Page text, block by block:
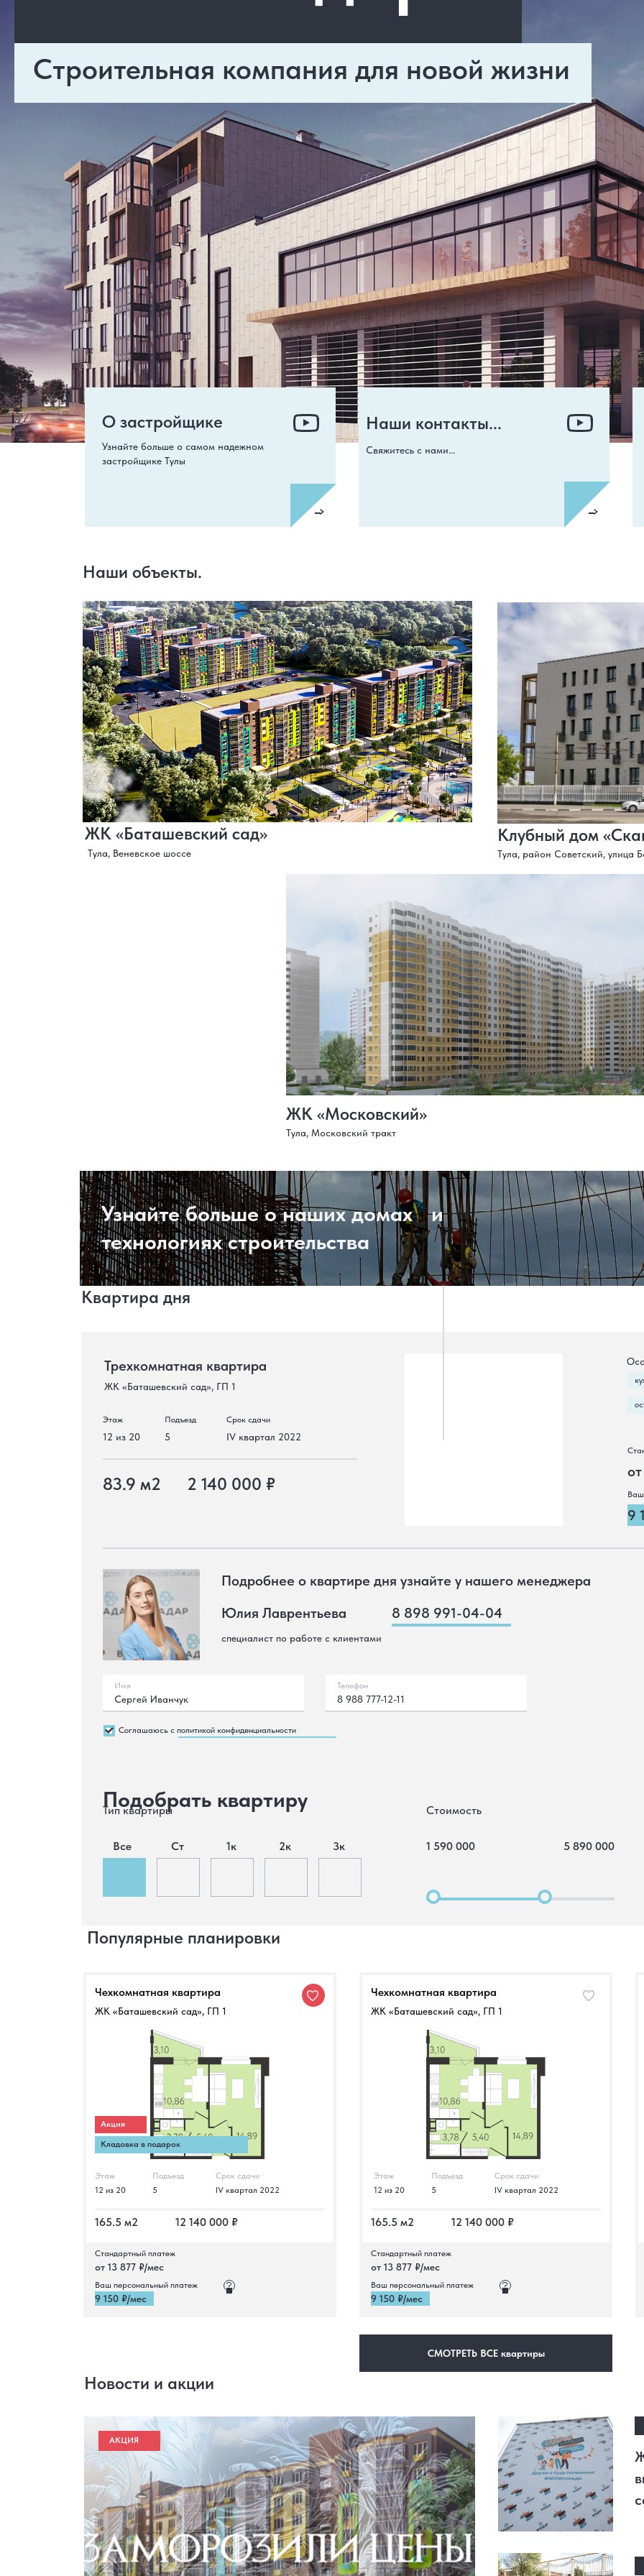
О застройщике
Узнайте больше о самом надежном
застройщике Тулы
Свяжитесь с нами...
Наши контакты...
ИДЁТ СТРОИТЕЛЬСТВО
Тула, Московский тракт
ЖК «Московский»
Клубный дом
Тула, Веневское шоссе Тула, район Советский, улица
ЖК «Баташевский сад»
Наши объекты.
Строительная компания для новой жизни
Узнайте больше о наших домах и
технологиях строительства
Квартира дня
Трехкомнатная квартира
83.9 м2 2 140 000 ₽
ЖК «Баташевский сад», ГП 1
Этаж
12 из 20 5 IV квартал 2022
Подъезд Срок сдачи
Ваш
9
Подробнее о квартире дня узнайте у нашего менеджера
Юлия Лаврентьева
специалист по работе с клиентами
8 898 991-04-04
Соглашаюсь с политикой конфиденциальности
Сергей Иванчук
Имя
8 988 777-12-11
Телефон
Подобрать квартиру
Тип квартиры Стоимость
1 590 000 5 890 000
Все Ст 1к 2к 3к
Популярные планировки
Чехкомнатная квартира
165.5 м2 12 140 000 ₽
ЖК «Баташевский сад», ГП 1
Этаж
12 из 20
Стандартный платеж
Ваш персональный платеж
от 13 877 ₽/мес
9 150 ₽/мес
5 IV квартал 2022
Подъезд Срок сдачи
Акция
Кладовка в подарок
Чехкомнатная квартира
165.5 м2 12 140 000 ₽
ЖК «Баташевский сад», ГП 1
Этаж
12 из 20
Стандартный платеж
Ваш персональный платеж
от 13 877 ₽/мес
9 150 ₽/мес
5 IV квартал 2022
Подъезд Срок сдачи
СМОТРЕТЬ ВСЕ квартиры
Новости и акции
АКЦИЯ